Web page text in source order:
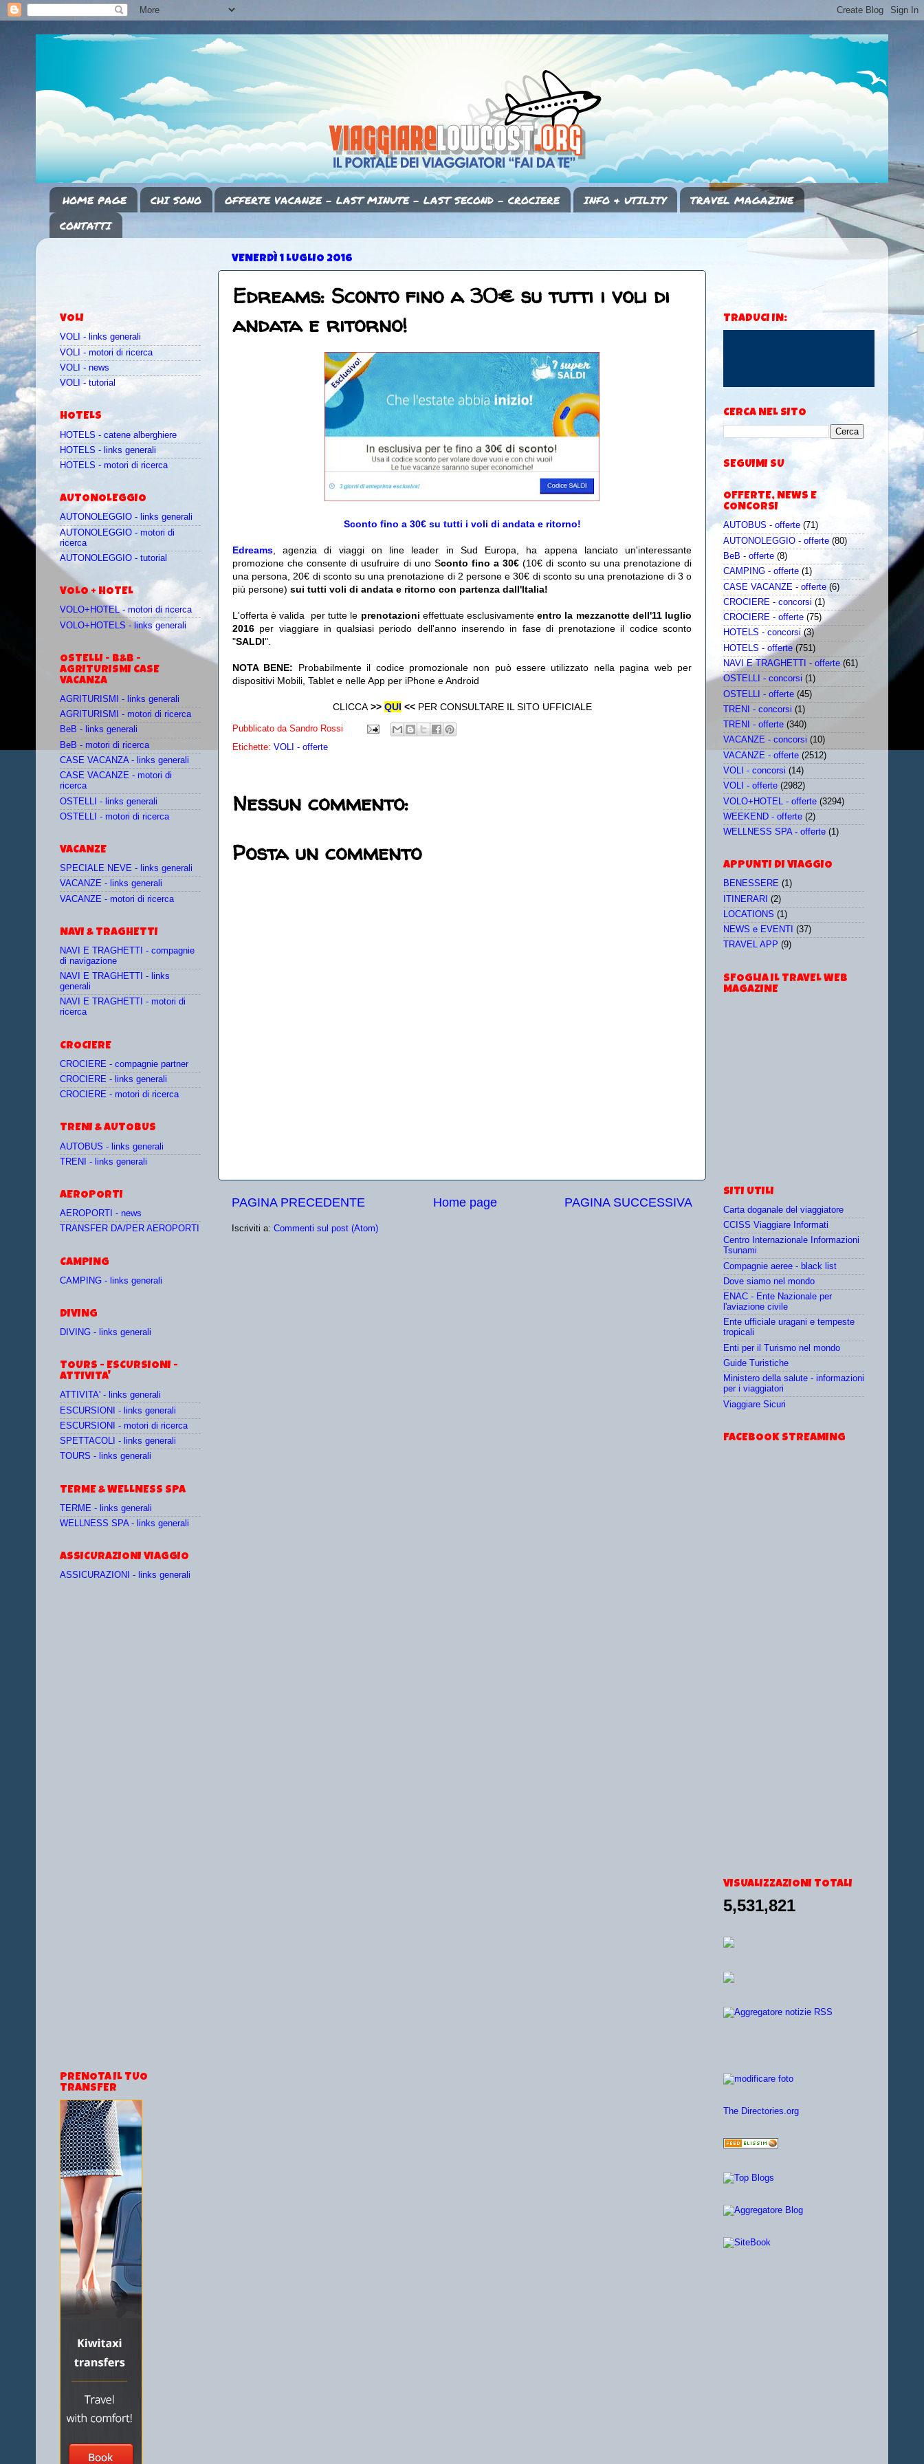
HOME PAGE CHI SONO OFFERTE VACANZE - LAST MINUTE - LAST SECOND - CROCIERE INFO & UTILITY
TRAVEL MAGAZINE
CONTATTI
VENERDÌ 1 LUGLIO 2016
Edreams: Sconto fino a 30€ su tutti i voli di
andata e ritorno!
Sconto fino a 30€ su tutti i voli di andata e ritorno!
Edreams , agenzia di viaggi on line leader in Sud Europa, ha appena lanciato un'interessante
promozione che consente di usufruire di uno Sconto fino a 30€ (10€ di sconto su una prenotazione di
una persona, 20€ di sconto su una prenotazione di 2 persone e 30€ di sconto su una prenotazione di 3 o
più persone) sui tutti voli di andata e ritorno con partenza dall'Italia!
L'offerta è valida per tutte le prenotazioni effettuate esclusivamenteentro la mezzanotte dell'11 luglio
2016 per viaggiare in qualsiasi periodo dell'anno inserendo in fase di prenotazione il codice sconto
"SALDI".
NOTA BENE: Probabilmente il codice promozionale non può essere utilizzato nella pagina web per
dispositivi Mobili, Tablet e nelle App per iPhone e Android
CLICCA >> QUI <<PER CONSULTARE IL SITO UFFICIALE
Pubblicato da Sandro Rossi
Etichette: VOLI - offerte
Nessun commento:
Posta un commento
PAGINA PRECEDENTE PAGINA SUCCESSIVA
Home page
Iscriviti a: Commenti sul post (Atom)
VOLI
VOLI - links generali
VOLI - motori di ricerca
VOLI - news
VOLI - tutorial
HOTELS
HOTELS - catene alberghiere
HOTELS - links generali
HOTELS - motori di ricerca
AUTONOLEGGIO
AUTONOLEGGIO - links generali
AUTONOLEGGIO - motori di
ricerca
AUTONOLEGGIO - tutorial
VOLO + HOTEL
VOLO+HOTEL - motori di ricerca
VOLO+HOTELS - links generali
OSTELLI - B&B -
AGRITURISMI CASE
VACANZA
AGRITURISMI - links generali
AGRITURISMI - motori di ricerca
BeB - links generali
BeB - motori di ricerca
CASE VACANZA - links generali
CASE VACANZE - motori di
ricerca
OSTELLI - links generali
OSTELLI - motori di ricerca
VACANZE
SPECIALE NEVE - links generali
VACANZE - links generali
VACANZE - motori di ricerca
NAVI & TRAGHETTI
NAVI E TRAGHETTI - compagnie
di navigazione
NAVI E TRAGHETTI - links
generali
NAVI E TRAGHETTI - motori di
ricerca
CROCIERE
CROCIERE - compagnie partner
CROCIERE - links generali
CROCIERE - motori di ricerca
TRENI & AUTOBUS
AUTOBUS - links generali
TRENI - links generali
AEROPORTI
AEROPORTI - news
TRANSFER DA/PER AEROPORTI
CAMPING
CAMPING - links generali
DIVING
DIVING - links generali
TOURS - ESCURSIONI -
ATTIVITA'
ATTIVITA' - links generali
ESCURSIONI - links generali
ESCURSIONI - motori di ricerca
SPETTACOLI - links generali
TOURS - links generali
TERME & WELLNESS SPA
TERME - links generali
WELLNESS SPA - links generali
ASSICURAZIONI VIAGGIO
ASSICURAZIONI - links generali
PRENOTA IL TUO
TRANSFER
TRADUCI IN:
CERCA NEL SITO
SEGUIMI SU
OFFERTE, NEWS E
CONCORSI
AUTOBUS - offerte (71)
AUTONOLEGGIO - offerte (80)
BeB - offerte (8)
CAMPING - offerte (1)
CASE VACANZE - offerte (6)
CROCIERE - concorsi (1)
CROCIERE - offerte (75)
HOTELS - concorsi (3)
HOTELS - offerte (751)
NAVI E TRAGHETTI - offerte (61)
OSTELLI - concorsi (1)
OSTELLI - offerte (45)
TRENI - concorsi (1)
TRENI - offerte (340)
VACANZE - concorsi (10)
VACANZE - offerte (2512)
VOLI - concorsi (14)
VOLI - offerte (2982)
VOLO+HOTEL - offerte (3294)
WEEKEND - offerte (2)
WELLNESS SPA - offerte (1)
APPUNTI DI VIAGGIO
BENESSERE (1)
ITINERARI (2)
LOCATIONS (1)
NEWS e EVENTI
(37)
TRAVEL APP (9)
SFOGLIA IL TRAVEL WEB
MAGAZINE
SITI UTILI
Carta doganale del viaggiatore
CCISS Viaggiare Informati
Centro Internazionale Informazioni
Tsunami
Compagnie aeree - black list
Dove siamo nel mondo
ENAC - Ente Nazionale per
l'aviazione civile
Ente ufficiale uragani e tempeste
tropicali
Enti per il Turismo nel mondo
Guide Turistiche
Ministero della salute - informazioni
per i viaggiatori
Viaggiare Sicuri
FACEBOOK STREAMING
VISUALIZZAZIONI TOTALI
5,531,821
The Directories.org